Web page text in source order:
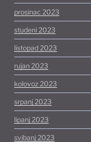
prosinac 2023
studeni 2023
listopad 2023
rujan 2023
kolovoz 2023
srpanj 2023
lipanj 2023
svibanj 2023